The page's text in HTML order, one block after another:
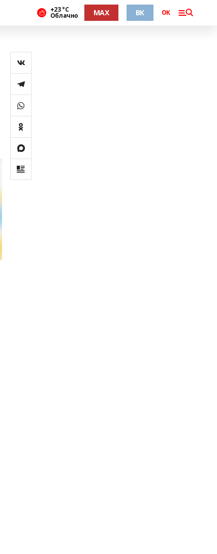
+23 °С
Облачно MAX ВК ОК